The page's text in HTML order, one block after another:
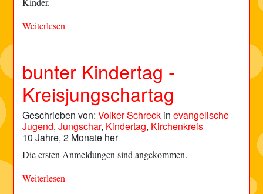
Weiterlesen
bunter Kindertag -
Kreisjungschartag
Geschrieben von:Volker Schreck inevangelische
Jugend,Jungschar, Kindertag, Kirchenkreis
10 Jahre, 2 Monate her
Die ersten Anmeldungen sind angekommen.
Weiterlesen